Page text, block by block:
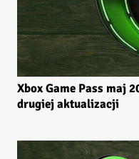
Xbox Game Pass maj
drugiej aktualizacji